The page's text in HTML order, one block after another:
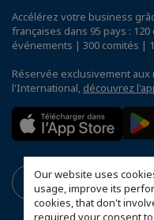
Our website uses
usage, improve its
cookies, that don't
required your consent
Accélérez votre business
françaises dans 95 pays :
événements | 300 comités |
Réservée exclusivement aux
l'International, découvrez